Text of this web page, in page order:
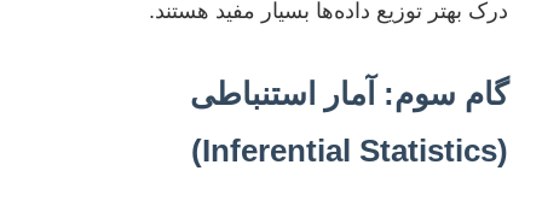
درک بهتر توزیع داده‌ها بسیار مفید هستند.
گام سوم: آمار استنباطی
(Inferential Statistics)